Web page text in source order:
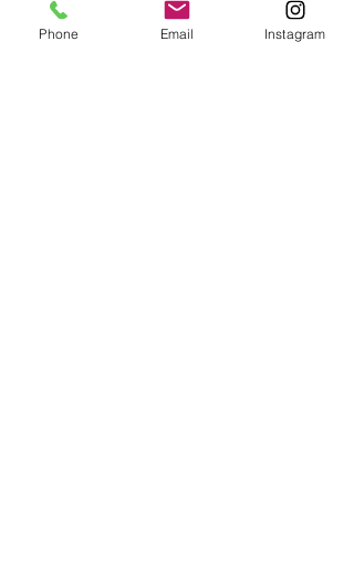
Fale Conosco
Phone Email Instagram